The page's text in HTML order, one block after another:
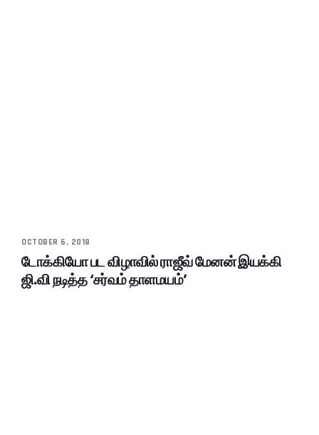
OCTOBER 6, 2018
டோக்கியோ பட விழாவில் ராஜீவ் மேனன் இயக்கி
ஜி.வி நடித்த ‘சர்வம் தாளமயம்’